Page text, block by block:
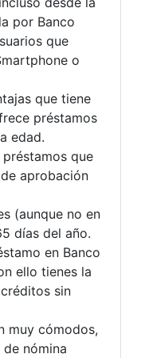
por Banco
que
o
que tiene
préstamos
edad.
que
aprobación
(aunque no en
días del año.
en Banco
ello tienes la
sin
muy cómodos,
nómina